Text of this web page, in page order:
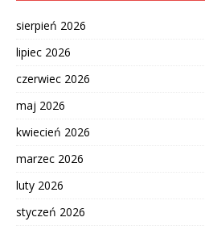
sierpień 2026
lipiec 2026
czerwiec 2026
maj 2026
kwiecień 2026
marzec 2026
luty 2026
styczeń 2026